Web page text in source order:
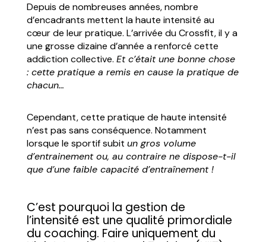
Depuis de nombreuses années, nombre
d’encadrants mettent la haute intensité au
cœur de leur pratique. L’arrivée du Crossfit, il y a
une grosse dizaine d’année a renforcé cette
addiction collective. Et c’était une bonne chose
: cette pratique a remis en cause la pratique de
chacun…
Cependant, cette pratique de haute intensité
n’est pas sans conséquence. Notamment
lorsque le sportif subit un gros volume
d’entrainement ou, au contraire ne dispose-t-il
que d’une faible capacité d’entraînement !
C’est pourquoi la gestion de
l’intensité est une qualité primordiale
du coaching. Faire uniquement du